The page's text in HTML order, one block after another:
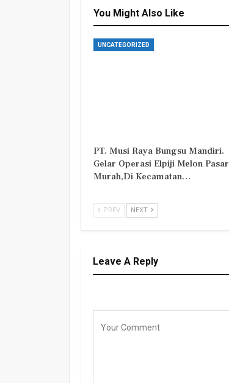
You Might Also Like
UNCATEGORIZED
PT. Musi Raya Bungsu Mandiri.
Gelar Operasi Elpiji Melon Pasar
Murah,Di Kecamatan…
PREV NEXT
Leave A Reply